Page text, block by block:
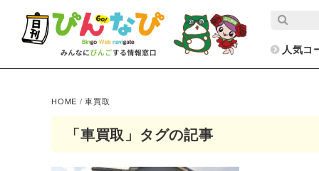
人気コ
HOME /車買取
「車買取」タグの記事